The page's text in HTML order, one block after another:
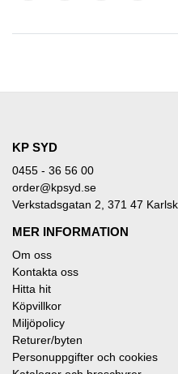
KP SYD
0455 - 36 56 00
order@kpsyd.se
Verkstadsgatan 2, 371 47
MER INFORMATION
Om oss
Kontakta oss
Hitta hit
Köpvillkor
Miljöpolicy
Returer/byten
Personuppgifter och cookies